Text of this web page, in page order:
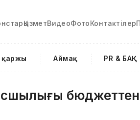
ҚызметВидеоФотоКонтактілер
қаржы Аймақ PR & БАҚ
бюджеттен